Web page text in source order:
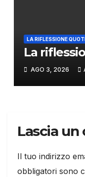
LA RIFLESSIONE
La
AGO 3, 2026
Lascia
Il tuo indirizzo
obbligatori sono